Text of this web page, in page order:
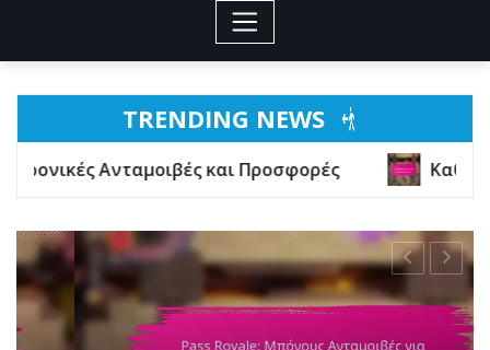
TRENDING NEWS
και Προσφορές Καθημερινό